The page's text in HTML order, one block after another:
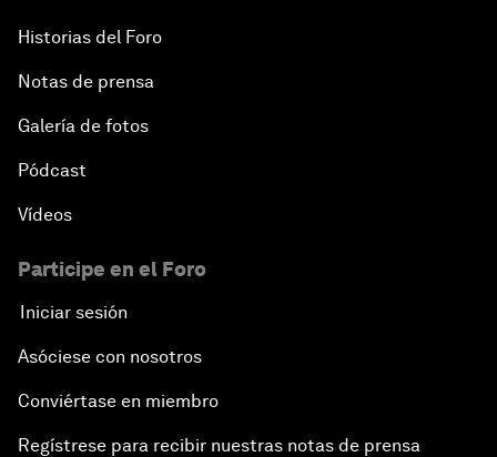
Historias del Foro
Notas de prensa
Galería de fotos
Pódcast
Vídeos
Participe en el Foro
Iniciar sesión
Asóciese con nosotros
Conviértase en miembro
Regístrese para recibir nuestras notas de prensa